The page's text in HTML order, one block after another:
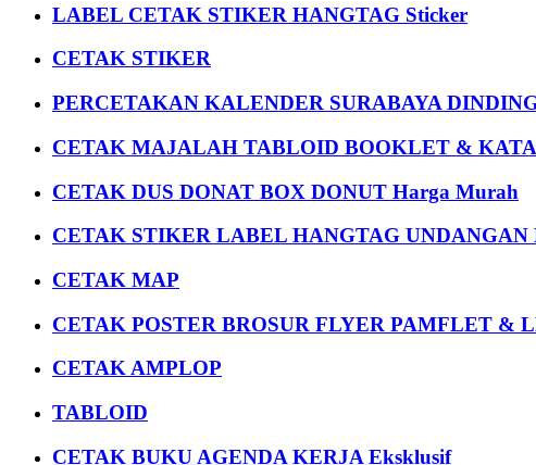
LABEL CETAK STIKER HANGTAG Sticker
CETAK STIKER
PERCETAKAN KALENDER SURABAYA
CETAK MAJALAH TABLOID BOOKLET &
CETAK DUS DONAT BOX DONUT Harga Murah
CETAK STIKER LABEL HANGTAG UNDANGAN
CETAK MAP
CETAK POSTER BROSUR FLYER PAMFLET &
CETAK AMPLOP
TABLOID
CETAK BUKU AGENDA KERJA Eksklusif